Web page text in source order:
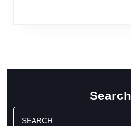
Search
Search
for: